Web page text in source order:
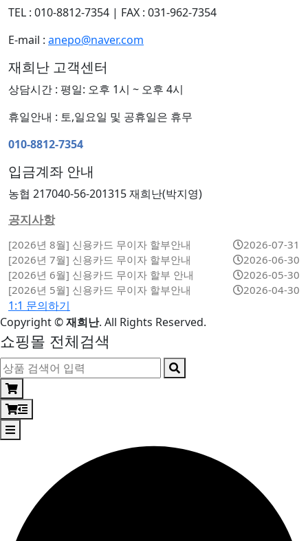
TEL : 010-8812-7354 | FAX : 031-962-7354
E-mail : anepo@naver.com
재희난 고객센터
상담시간 : 평일: 오후 1시 ~ 오후 4시
휴일안내 : 토,일요일 및 공휴일은 휴무
010-8812-7354
입금계좌 안내
농협 217040-56-201315 재희난(박지영)
공지사항
[2026년 8월] 신용카드 무이자 할부안내
2026-07-31
[2026년 7월] 신용카드 무이자 할부안내
2026-06-30
[2026년 6월] 신용카드 무이자 할부 안내
2026-05-30
[2026년 5월] 신용카드 무이자 할부안내
2026-04-30
1:1 문의하기
Copyright©재희난. All Rights Reserved.
쇼핑몰 전체검색